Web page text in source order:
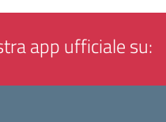
app ufficiale su: